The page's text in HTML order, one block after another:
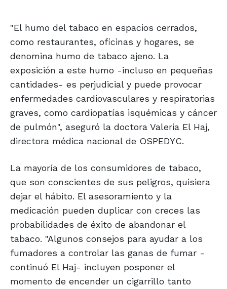
"El humo del tabaco en espacios cerrados,
como restaurantes, oficinas y hogares, se
denomina humo de tabaco ajeno. La
exposición a este humo -incluso en pequeñas
cantidades- es perjudicial y puede provocar
enfermedades cardiovasculares y respiratorias
graves, como cardiopatías isquémicas y cáncer
de pulmón", aseguró la doctora Valeria El Haj,
directora médica nacional de OSPEDYC.
La mayoría de los consumidores de tabaco,
que son conscientes de sus peligros, quisiera
dejar el hábito. El asesoramiento y la
medicación pueden duplicar con creces las
probabilidades de éxito de abandonar el
tabaco. "Algunos consejos para ayudar a los
fumadores a controlar las ganas de fumar -
continuó El Haj- incluyen posponer el
momento de encender un cigarrillo tanto